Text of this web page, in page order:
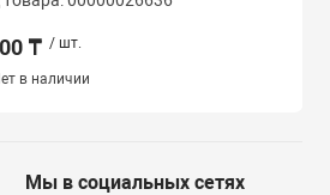
₸ / шт.
в наличии
Мы в социальных сетях